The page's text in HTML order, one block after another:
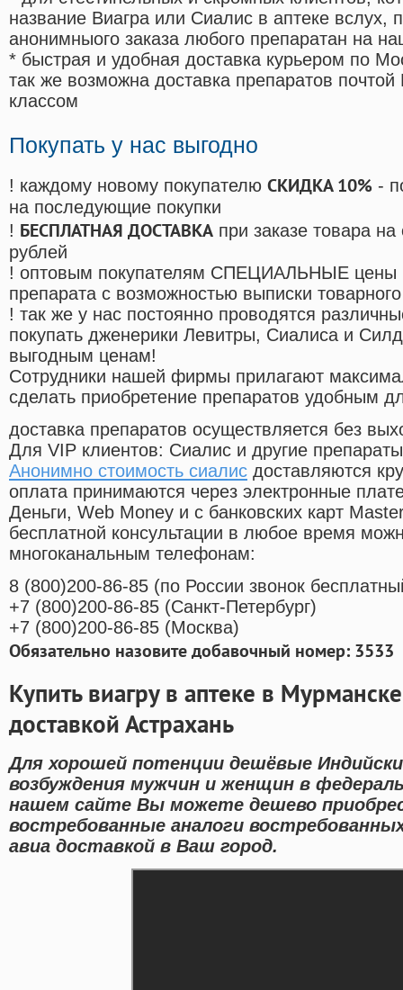
название Виагра или Сиалис в аптеке вслух,
анонимныого заказа любого препаратан на
* быстрая и удобная доставка курьером по
так же возможна доставка препаратов
классом
Покупать у нас выгодно
! каждому новому покупателю СКИДКА 10% -
на последующие покупки
! БЕСПЛАТНАЯ ДОСТАВКА при заказе товара
рублей
! оптовым покупателям СПЕЦИАЛЬНЫЕ цены
препарата с возможностью выписки
! так же у нас постоянно проводятся
покупать дженерики Левитры, Сиалиса и
выгодным ценам!
Cотрудники нашей фирмы прилагают
сделать приобретение препаратов удобным
доставка препаратов осуществляется без
Для VIP клиентов: Сиалис и другие
Анонимно стоимость сиалис доставляются
оплата принимаются через электронные
Деньги, Web Money и с банковских карт
бесплатной консультации в любое время
многоканальным телефонам:
8 (800)200-86-85 (по России звонок
+7 (800)200-86-85 (Санкт-Петербург)
+7 (800)200-86-85 (Москва)
Обязательно назовите добавочный номер: 3533
Купить виагру в аптеке в
доставкой Астрахань
Для хорошей потенции дешёвые
возбуждения мужчин и женщин в
нашем сайте Вы можете дешево
востребованные аналоги
авиа доставкой в Ваш город.